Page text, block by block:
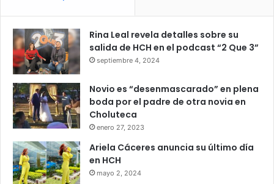
Rina Leal revela detalles sobre su
salida de HCH en el podcast “2 Que 3”
septiembre 4, 2024
Novio es “desenmascarado” en plena
boda por el padre de otra novia en
Choluteca
enero 27, 2023
Ariela Cáceres anuncia su último día
en HCH
mayo 2, 2024